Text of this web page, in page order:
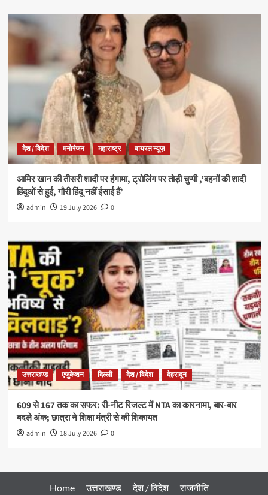
देश / विदेश मनोरंजन महाराष्ट्र वायरल न्यूज़
आमिर खान की तीसरी शादी पर हंगामा, ट्रोलिंग पर तोड़ी चुप्पी ,’बहनों की शादी
हिंदुओं से हुई, गौरी हिंदू नहीं ईसाई हैं’
admin 19 July 2026 0
उत्तराखण्ड एजुकेशन दिल्ली देश / विदेश देहरादून
609 से 167 तक का सफर: री-नीट रिजल्ट में NTA का कारनामा, बार-बार
बदले अंक; छात्रा ने शिक्षा मंत्री से की शिकायत
admin 18 July 2026 0
Home उत्तराखण्ड देश / विदेश राजनीति